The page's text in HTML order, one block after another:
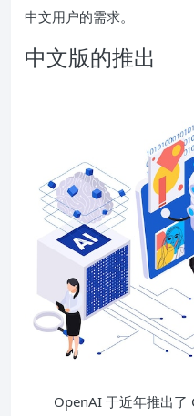
中文用户的需求。
中文版的推出
OpenAI 于近年推出了